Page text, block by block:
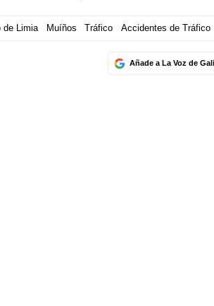
de Limia Muíños Tráfico Accidentes de Tráfico
Añade a La Voz de